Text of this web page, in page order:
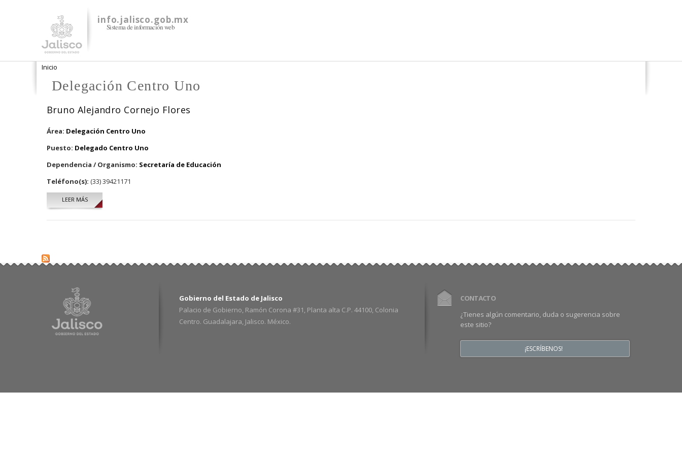
info.jalisco.gob.mx
Sistema de información web
Se encuentra usted aquí
Inicio
Delegación Centro Uno
Bruno Alejandro Cornejo Flores
Área: Delegación Centro Uno
Puesto: Delegado Centro Uno
Dependencia / Organismo: Secretaría de Educación
Teléfono(s): (33) 39421171
LEER MÁSSOBRE BRUNO ALEJANDRO CORNEJO FLORES
Gobierno del Estado de Jalisco
Palacio de Gobierno, Ramón Corona #31, Planta alta C.P. 44100, Colonia
Centro. Guadalajara, Jalisco. México.
CONTACTO
¿Tienes algún comentario, duda o sugerencia sobre
este sitio?
¡ESCRÍBENOS!